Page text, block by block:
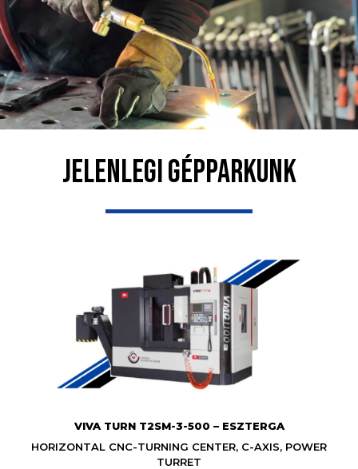
JELENLEGI GÉPPARKUNK
VIVA TURN T2SM-3-500 – ESZTERGA
HORIZONTAL CNC-TURNING CENTER, C-AXIS, POWER
TURRET